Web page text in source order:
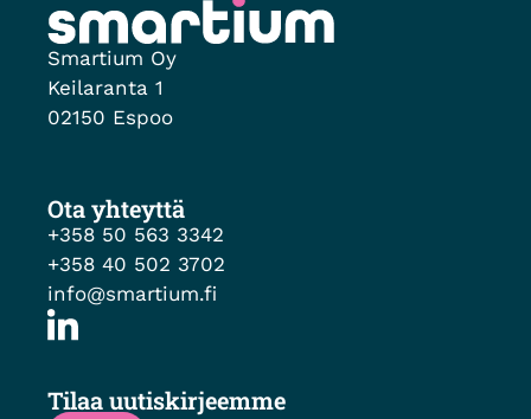
Smartium Oy
Keilaranta 1
02150 Espoo
Ota yhteyttä
+358 50 563 3342
+358 40 502 3702
info@smartium.fi
Tilaa uutiskirjeemme